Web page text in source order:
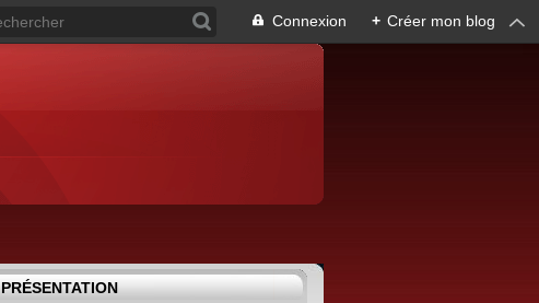
Connexion + Créer mon blog
PRÉSENTATION